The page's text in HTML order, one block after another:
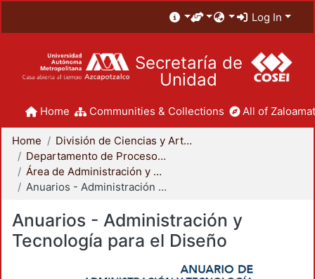
Log In
Secretaría de
Unidad
Home Communities & Collections All of
Home
División de Ciencias y Artes para el Diseño
Departamento de Procesos y Técnicas de Realización
Área de Administración y Tecnología para el Diseño
Anuarios - Administración y Tecnología para el Diseño
Anuarios - Administración y
Tecnología para el Diseño